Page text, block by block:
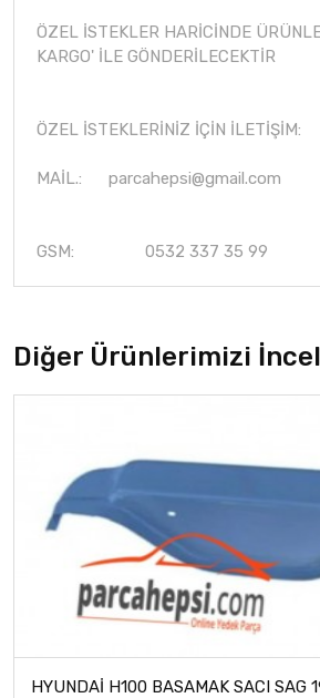
ÖZEL İSTEKLER HARİCİNDE
KARGO' İLE GÖNDERİLECEKTİR
ÖZEL İSTEKLERİNİZ İÇİN İLETİŞİM:
MAİL.: parcahepsi@gmail.com
GSM: 0532 337 35 99
Diğer Ürünlerimizi
HYUNDAİ H100 BASAMAK SACI SAG